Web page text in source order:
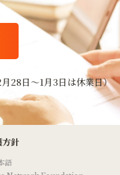
28日〜1月3日は休業日）
方針
語